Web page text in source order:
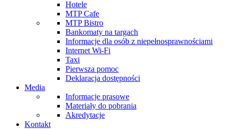
Hotele
MTP Cafe
MTP Bistro
Bankomaty na targach
Informacje dla osób z niepełnosprawnościami
Internet Wi-Fi
Taxi
Pierwsza pomoc
Deklaracja dostępności
Media
Informacje prasowe
Materiały do pobrania
Akredytacje
Kontakt